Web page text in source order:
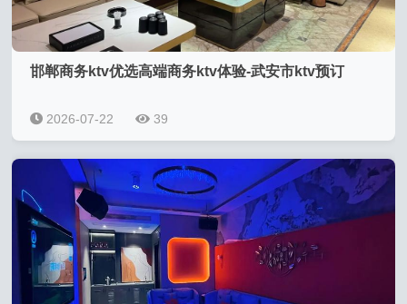
邯郸商务ktv优选高端商务ktv体验-武安市ktv预订
2026-07-22 39